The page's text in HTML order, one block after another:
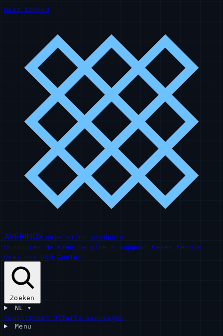
Naar inhoud
AVERINOX separation products
Producten Markten Service & support Cases Kennis
Over ons R&D Contact
Zoeken
NL ▾
SupportchatOfferte aanvragen
Menu